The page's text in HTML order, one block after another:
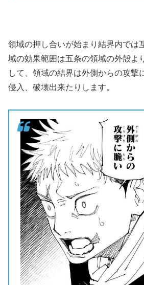
領域の押し合いが始まり結界内では
域の効果範囲は五条の領域の外殻よ
して、領域の結界は外側からの攻撃
侵入、破壊出来たりします。